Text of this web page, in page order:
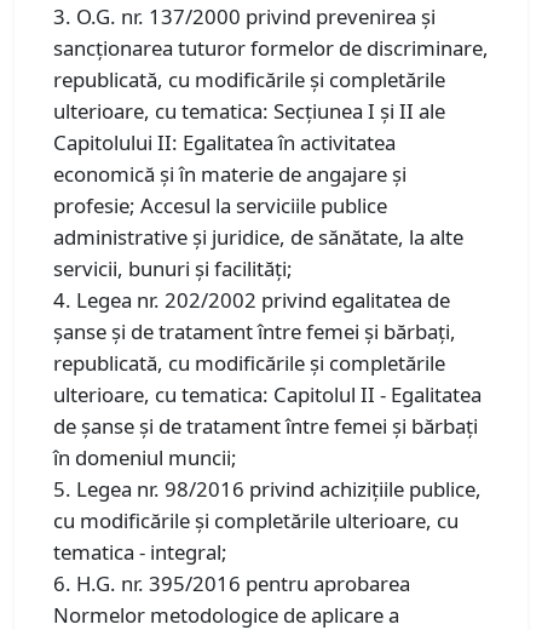
3. O.G. nr. 137/2000 privind prevenirea și
sancționarea tuturor formelor de discriminare,
republicată, cu modificările și completările
ulterioare, cu tematica: Secţiunea I și II ale
Capitolului II: Egalitatea în activitatea
economică și în materie de angajare și
profesie; Accesul la serviciile publice
administrative şi juridice, de sănătate, la alte
servicii, bunuri şi facilităţi;
4. Legea nr. 202/2002 privind egalitatea de
șanse și de tratament între femei și bărbați,
republicată, cu modificările și completările
ulterioare, cu tematica: Capitolul II - Egalitatea
de şanse şi de tratament între femei şi bărbaţi
în domeniul muncii;
5. Legea nr. 98/2016 privind achiziţiile publice,
cu modificările și completările ulterioare, cu
tematica - integral;
6. H.G. nr. 395/2016 pentru aprobarea
Normelor metodologice de aplicare a